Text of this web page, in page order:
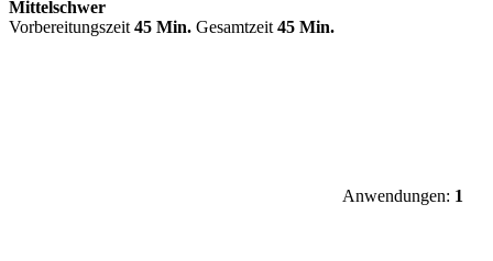
Mittelschwer
Vorbereitungszeit 45 Min. Gesamtzeit 45 Min.
Anwendungen: 1